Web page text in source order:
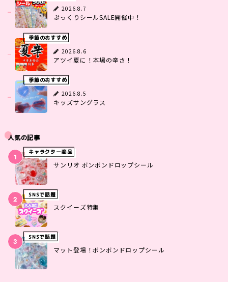
2026.8.7
ぷっくりシールSALE開催中！
季節のおすすめ
2026.8.6
アツイ夏に！本場の辛さ！
季節のおすすめ
2026.8.5
キッズサングラス
人気の記事
キャラクター商品
サンリオ ボンボンドロップシール
SNSで話題
スクイーズ特集
SNSで話題
マット登場！ボンボンドロップシール